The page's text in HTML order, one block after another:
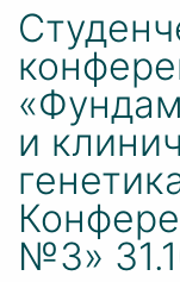
и
№3»